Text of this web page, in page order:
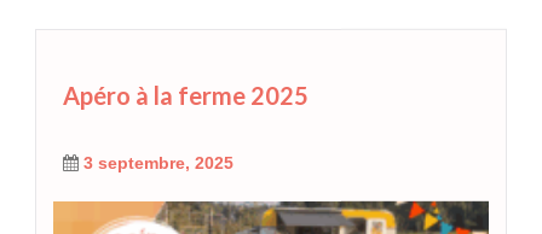
Apéro à la ferme 2025
3 septembre, 2025